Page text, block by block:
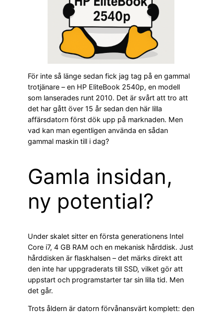
För inte så länge sedan fick jag tag på en gammal
trotjänare – en HP EliteBook 2540p, en modell
som lanserades runt 2010. Det är svårt att tro att
det har gått över 15 år sedan den här lilla
affärsdatorn först dök upp på marknaden. Men
vad kan man egentligen använda en sådan
gammal maskin till i dag?
Gamla insidan,
ny potential?
Under skalet sitter en första generationens Intel
Core i7, 4 GB RAM och en mekanisk hårddisk. Just
hårddisken är flaskhalsen – det märks direkt att
den inte har uppgraderats till SSD, vilket gör att
uppstart och programstarter tar sin lilla tid. Men
det går.
Trots åldern är datorn förvånansvärt komplett: den